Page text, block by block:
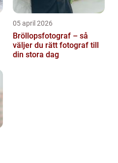
05 april 2026
Bröllopsfotograf – så
väljer du rätt fotograf till
din stora dag